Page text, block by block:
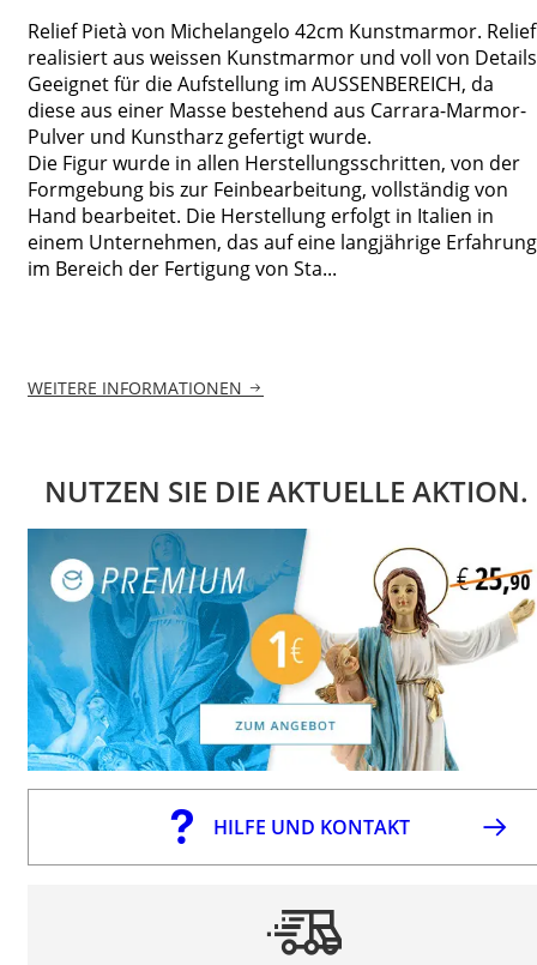
Relief Pietà von Michelangelo 42cm Kunstmarmor. Relief
realisiert aus weissen Kunstmarmor und voll von
Geeignet für die Aufstellung im AUSSENBEREICH, da
diese aus einer Masse bestehend aus Carrara-Marmor-
Pulver und Kunstharz gefertigt wurde.
Die Figur wurde in allen Herstellungsschritten, von der
Formgebung bis zur Feinbearbeitung, vollständig von
Hand bearbeitet. Die Herstellung erfolgt in Italien in
einem Unternehmen, das auf eine langjährige Erfahrung
im Bereich der Fertigung von Sta...
WEITERE INFORMATIONEN
NUTZEN SIE DIE AKTUELLE AKTION.
HILFE UND KONTAKT